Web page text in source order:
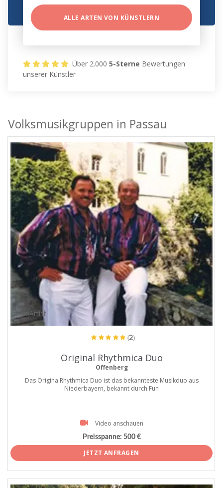
ALLE ARTEN VON KÜNSTLERN
Über 2.0005-Sterne Bewertungen
unserer Künstler
Volksmusikgruppen in Passau
ProArtist
(2)
Original Rhythmica Duo
Offenberg
Das Origina Rhythmica Duo ist das bekannteste Musikduo aus
Niederbayern, bekannt durch Fun
Video anschauen
Preisspanne: 500 €
JETZT ANFRAGEN